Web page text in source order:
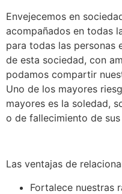
Envejecemos en
acompañados en todas
para todas las personas
de esta sociedad, con
podamos compartir
Uno de los mayores
mayores es la soledad,
o de fallecimiento de
Las ventajas de
Fortalece nuestras